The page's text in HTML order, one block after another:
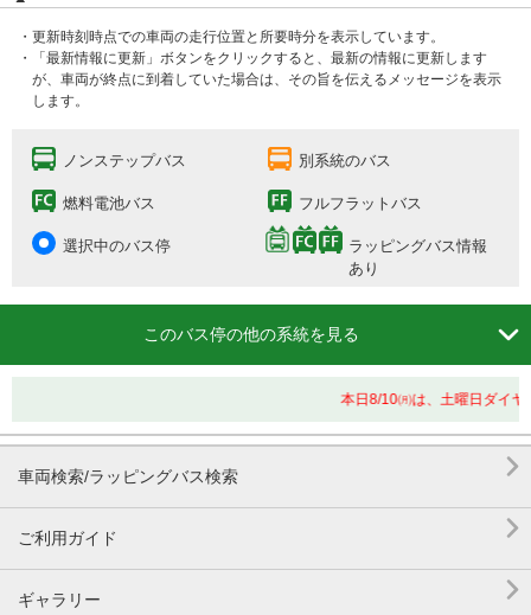
・更新時刻時点での車両の走行位置と所要時分を表示しています。
・「最新情報に更新」ボタンをクリックすると、最新の情報に更新します
が、車両が終点に到着していた場合は、その旨を伝えるメッセージを表示
します。
ノンステップバス 別系統のバス
燃料電池バス フルフラットバス
選択中のバス停
ラッピングバス情報
あり
このバス停の他の系統を見る 
本日8/10㈪は、土曜日ダイヤ
車両検索/ラッピングバス検索 
ご利用ガイド 
ギャラリー 